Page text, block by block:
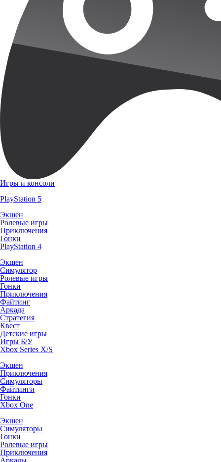
Игры и консоли
PlayStation 5
Экшен
Ролевые игры
Приключения
Гонки
PlayStation 4
Экшен
Симулятор
Ролевые игры
Гонки
Приключения
Файтинг
Аркада
Стратегия
Квест
Детские игры
Игры Б/У
Xbox Series X/S
Экшен
Приключения
Симуляторы
Файтинги
Гонки
Xbox One
Экшен
Симуляторы
Гонки
Ролевые игры
Приключения
Аркады